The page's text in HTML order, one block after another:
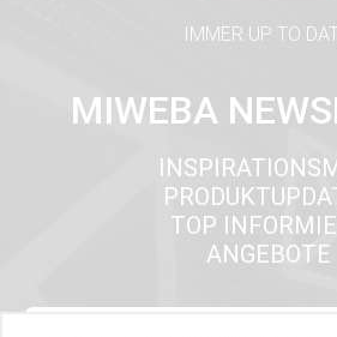
IMMER UP TO
MIWEBA
TOP
ANGEBOTE